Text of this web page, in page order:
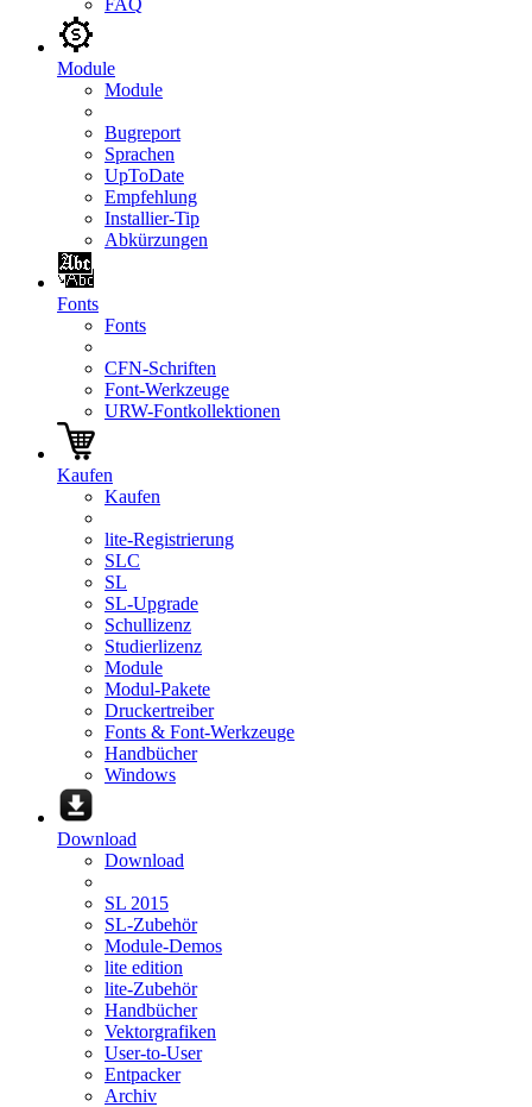
FAQ
Module
Module
Bugreport
Sprachen
UpToDate
Empfehlung
Installier-Tip
Abkürzungen
Fonts
Fonts
CFN-Schriften
Font-Werkzeuge
URW-Fontkollektionen
Kaufen
Kaufen
lite-Registrierung
SLC
SL
SL-Upgrade
Schullizenz
Studierlizenz
Module
Modul-Pakete
Druckertreiber
Fonts & Font-Werkzeuge
Handbücher
Windows
Download
Download
SL 2015
SL-Zubehör
Module-Demos
lite edition
lite-Zubehör
Handbücher
Vektorgrafiken
User-to-User
Entpacker
Archiv